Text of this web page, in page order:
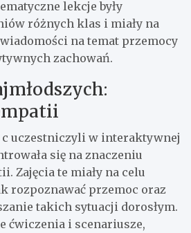
lekcje były
różnych klas i miały na
na temat przemocy
zachowań.
uczestniczyli w interaktywnej
się na znaczeniu
Zajęcia te miały na celu
rozpoznawać przemoc oraz
takich sytuacji dorosłym.
ćwiczenia i scenariusze,